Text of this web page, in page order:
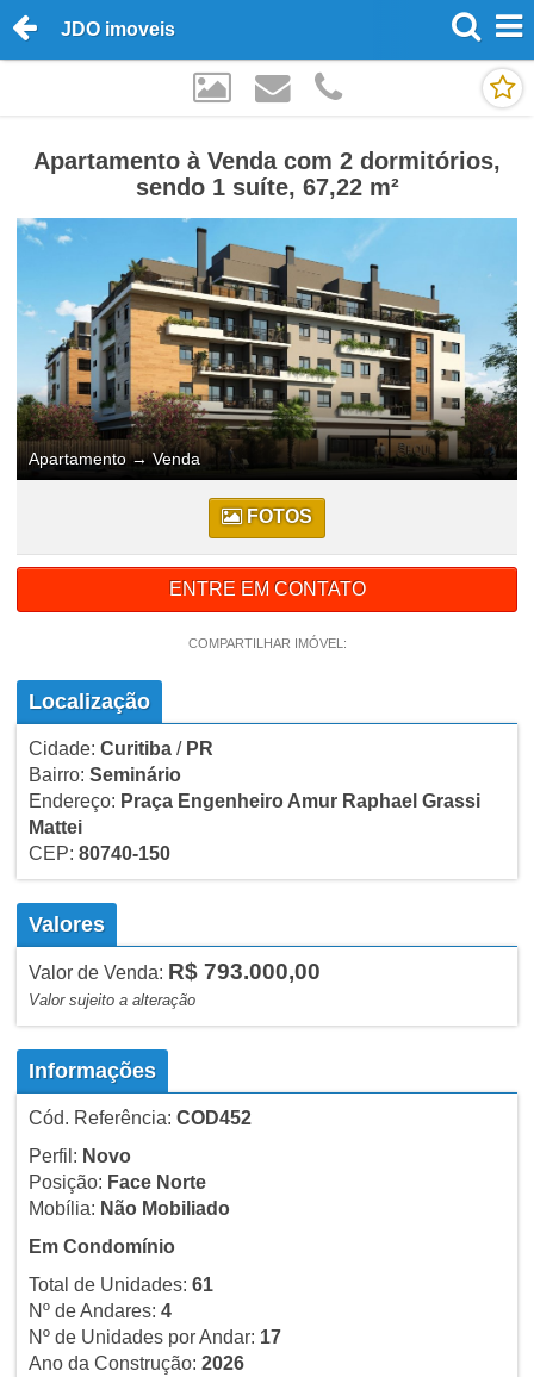
JDO imoveis
Apartamento à Venda com 2 dormitórios,
sendo 1 suíte, 67,22 m²
Apartamento→Venda
FOTOS
ENTRE EM CONTATO
COMPARTILHAR IMÓVEL:
Localização
Cidade: Curitiba/ PR
Bairro: Seminário
Endereço: Praça Engenheiro Amur Raphael Grassi
Mattei
CEP: 80740-150
Valores
Valor de Venda: R$ 793.000,00
Valor sujeito a alteração
Informações
Cód. Referência: COD452
Perfil: Novo
Posição: Face Norte
Mobília: Não Mobiliado
Em Condomínio
Total de Unidades: 61
Nº de Andares: 4
Nº de Unidades por Andar: 17
Ano da Construção: 2026